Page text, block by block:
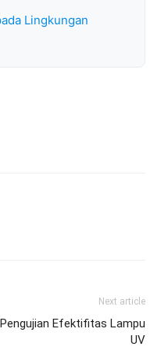
Lingkungan
Next article
Pengujian Efektifitas Lampu
UV